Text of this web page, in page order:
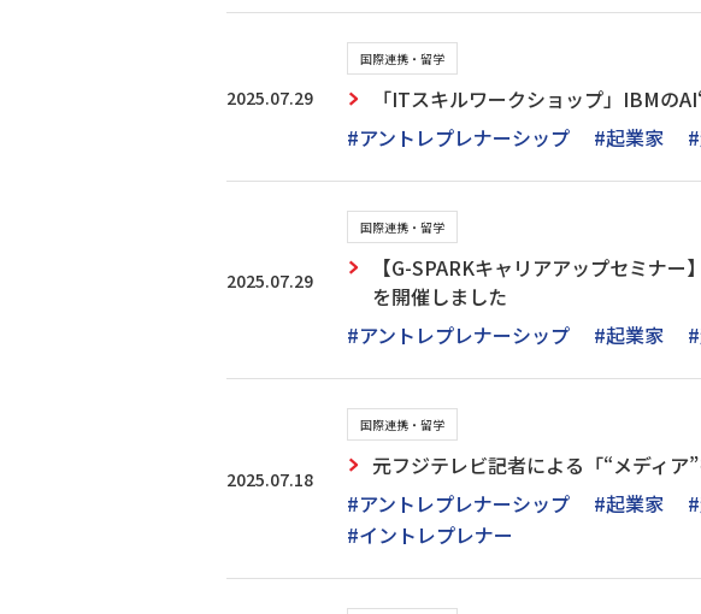
2025.07.29
国際連携・留学
「ITスキルワークショップ」IBMの
#アントレプレナーシップ
#起業家
2025.07.29
国際連携・留学
【G-SPARKキャリアアップセミナ
を開催しました
#アントレプレナーシップ
#起業家
2025.07.18
国際連携・留学
元フジテレビ記者による「“メディ
#アントレプレナーシップ
#起業家
#イントレプレナー